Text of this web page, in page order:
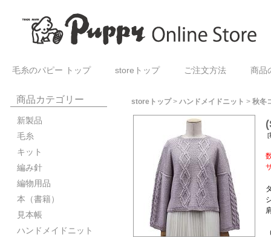
毛糸のパピー トップ storeトップ ご注文方法 商品
商品カテゴリー
新製品
毛糸
キット
編み針
編物用品
本（書籍）
見本帳
ハンドメイドニット
storeトップ> ハンドメイドニット > 秋冬
[